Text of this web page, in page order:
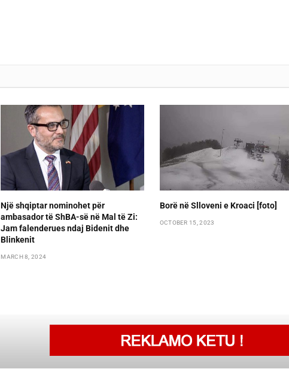
Një shqiptar nominohet për
ambasador të ShBA-së në Mal të Zi:
Jam falenderues ndaj Bidenit dhe
Blinkenit
MARCH 8, 2024
Borë në Slloveni e Kroaci [foto]
OCTOBER 15, 2023